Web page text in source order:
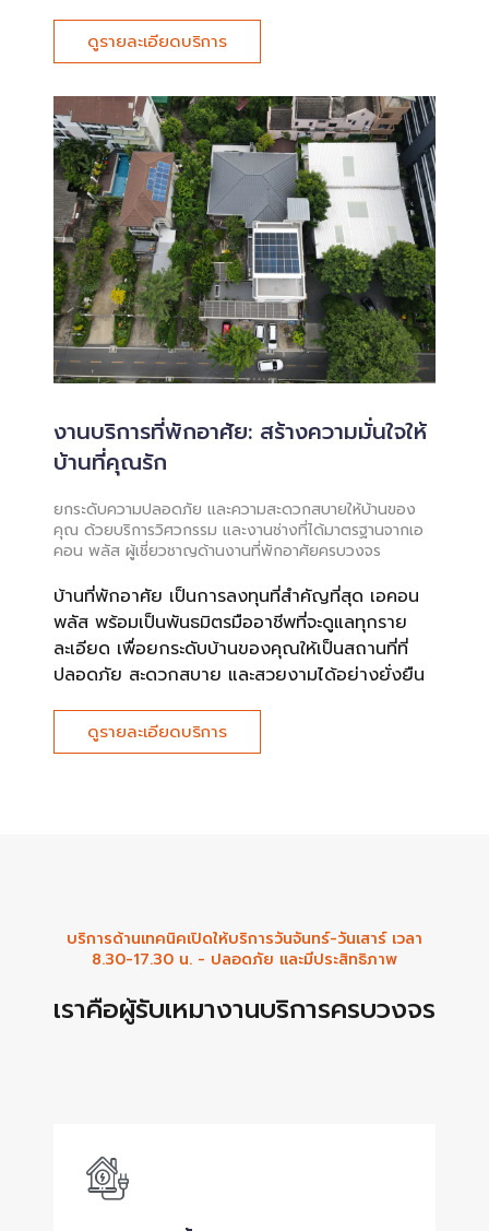
ดูรายละเอียดบริการ
งานบริการที่พักอาศัย: สร้างความมั่นใจให้
บ้านที่คุณรัก
ยกระดับความปลอดภัย และความสะดวกสบายให้บ้านของ
คุณ ด้วยบริการวิศวกรรม และงานช่างที่ได้มาตรฐานจากเอ
คอน พลัส ผู้เชี่ยวชาญด้านงานที่พักอาศัยครบวงจร
บ้านที่พักอาศัย เป็นการลงทุนที่สำคัญที่สุด เอคอน
พลัส พร้อมเป็นพันธมิตรมืออาชีพที่จะดูแลทุกราย
ละเอียด เพื่อยกระดับบ้านของคุณให้เป็นสถานที่ที่
ปลอดภัย สะดวกสบาย และสวยงามได้อย่างยั่งยืน
ดูรายละเอียดบริการ
บริการด้านเทคนิคเปิดให้บริการวันจันทร์-วันเสาร์ เวลา
8.30-17.30 น. - ปลอดภัย และมีประสิทธิภาพ
เราคือผู้รับเหมางานบริการครบวงจร